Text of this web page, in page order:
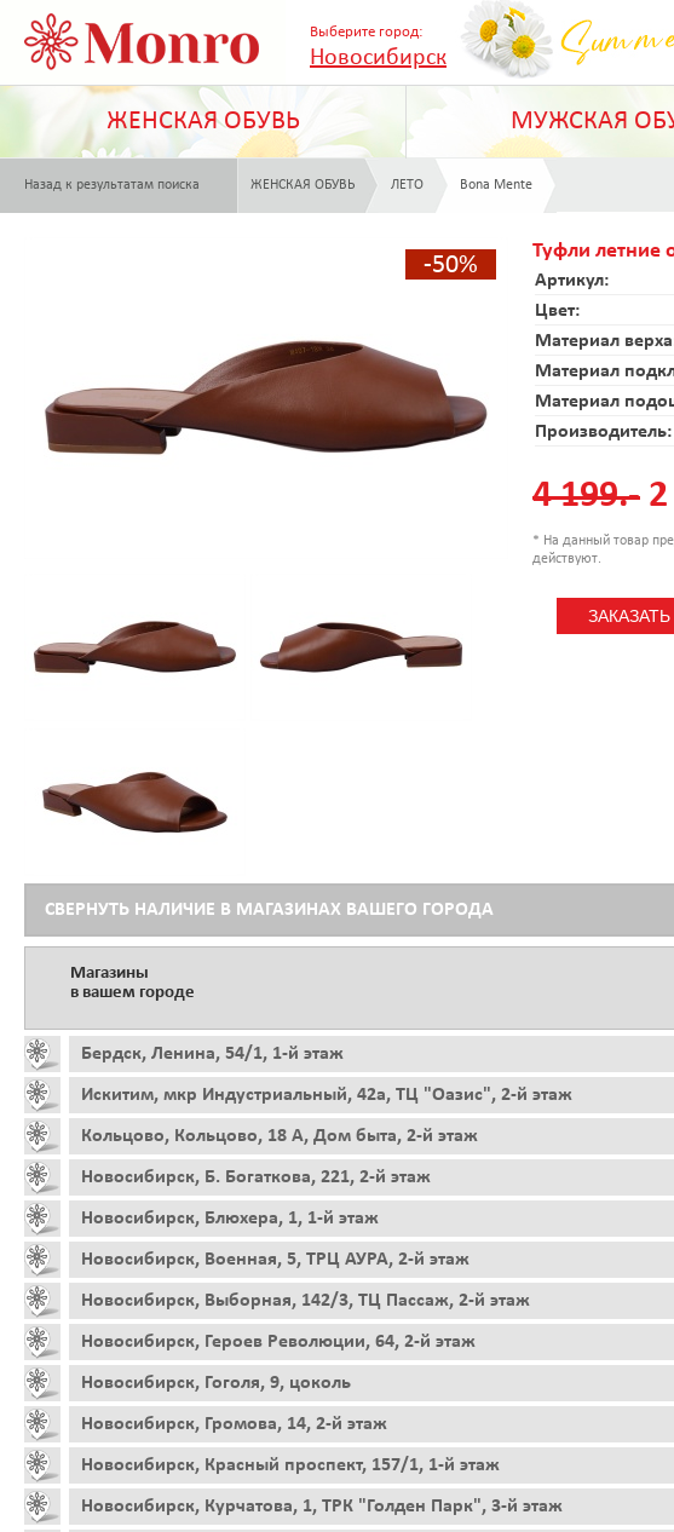
Выберите город:
Новосибирск
ЖЕНСКАЯ ОБУВЬ МУЖСКАЯ
Назад к результатам поиска ЖЕНСКАЯ ОБУВЬ ЛЕТО Bona Mente
-50%
Туфли летние
Артикул:
Цвет:
Материал
Материал
Материал
Производитель:
4 199.-
* На данный товар
действуют.
СВЕРНУТЬ НАЛИЧИЕ В МАГАЗИНАХ ВАШЕГО ГОРОДА
Магазины
в вашем городе
Бердск, Ленина, 54/1, 1-й этаж
Искитим, мкр Индустриальный, 42а, ТЦ "Оазис", 2-й этаж
Кольцово, Кольцово, 18 А, Дом быта, 2-й этаж
Новосибирск, Б. Богаткова, 221, 2-й этаж
Новосибирск, Блюхера, 1, 1-й этаж
Новосибирск, Военная, 5, ТРЦ АУРА, 2-й этаж
Новосибирск, Выборная, 142/3, ТЦ Пассаж, 2-й этаж
Новосибирск, Героев Революции, 64, 2-й этаж
Новосибирск, Гоголя, 9, цоколь
Новосибирск, Громова, 14, 2-й этаж
Новосибирск, Красный проспект, 157/1, 1-й этаж
Новосибирск, Курчатова, 1, ТРК "Голден Парк", 3-й этаж